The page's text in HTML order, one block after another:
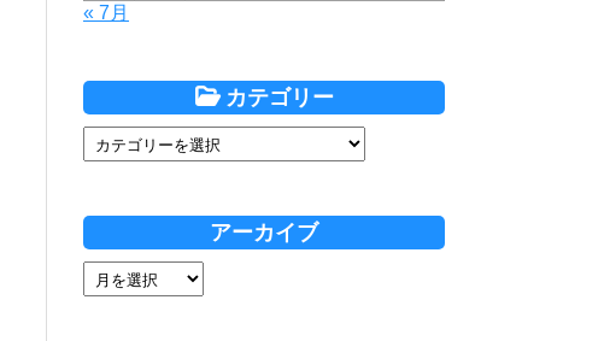
« 7月
カテゴリー
アーカイブ